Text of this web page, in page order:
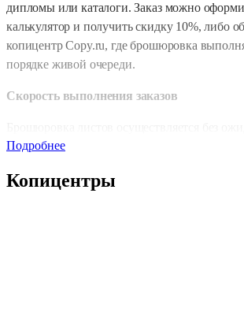
дипломы или каталоги. Заказ можно
калькулятор и получить скидку 10%, либо
копицентр Copy.ru, где брошюровка
порядке живой очереди.
Скорость выполнения заказов
очереди в копицентре. Для онлайн-заказов
Это особенно удобно, если работа требуется
Подробнее
Копицентры